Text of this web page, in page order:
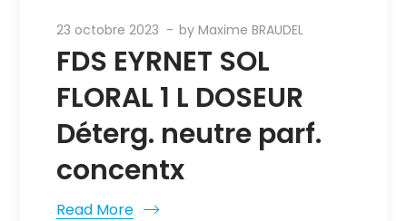
23 octobre 2023 byMaxime BRAUDEL
FDS EYRNET SOL
FLORAL 1 L DOSEUR
Déterg. neutre parf.
concentx
Read More